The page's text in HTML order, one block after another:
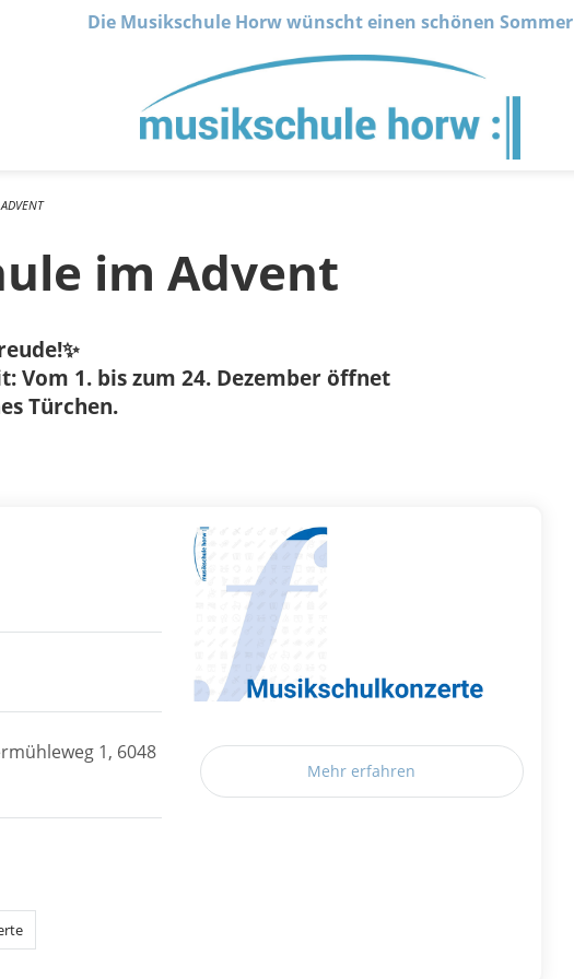
Die Musikschule Horw wünscht einen schönen Sommer
im Advent
Vom 1. bis zum 24. Dezember öffnet
Türchen.
1, 6048
Mehr erfahren